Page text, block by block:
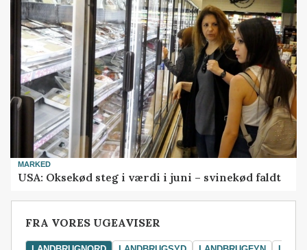
MARKED
USA: Oksekød steg i værdi i juni – svinekød faldt
FRA VORES UGEAVISER